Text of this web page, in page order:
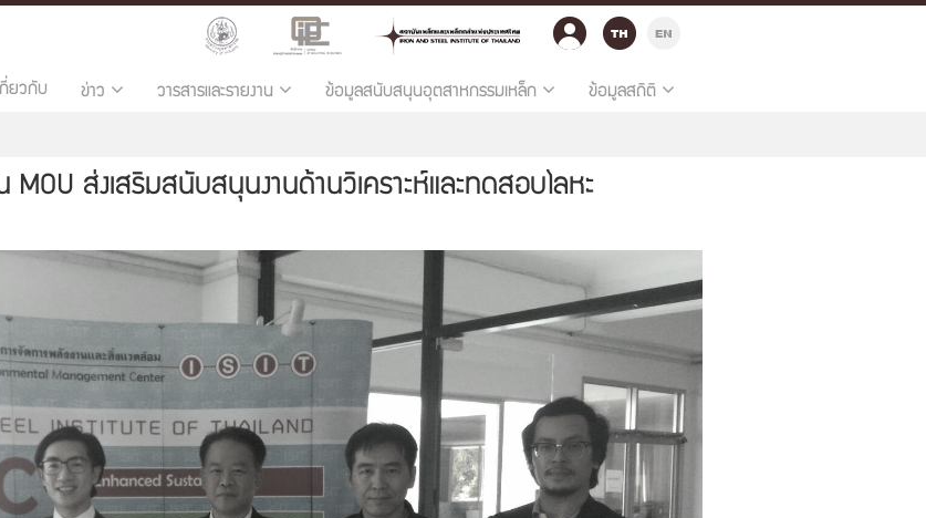
กี่ยวกับ ข่าว วารสารและรายงาน ข้อมูลสนับสนุนอุตสาหกรรมเหล็ก ข้อมูลสถิติ
ส่งเสริมสนับสนุนงานด้านวิเคราะห์และทดสอบโลหะ